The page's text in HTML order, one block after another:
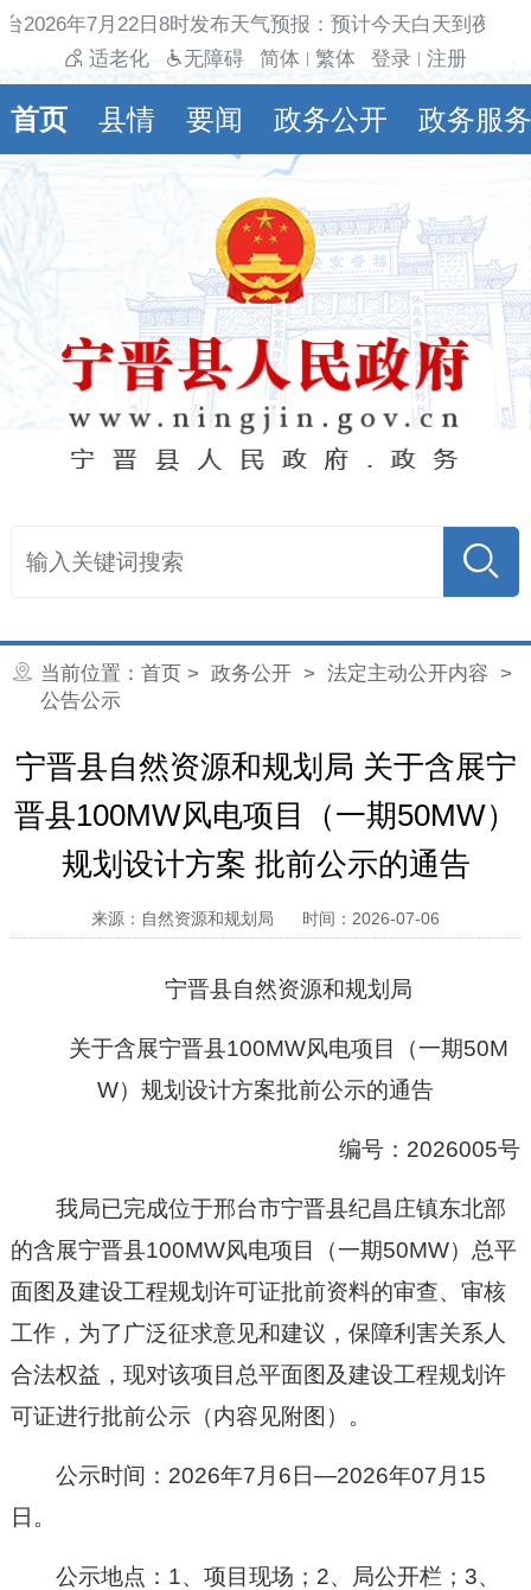
2026年7月22日8时发布天气预报：预计今天白天到夜
适老化
无障碍 简体 繁体 登录 注册
首页 县情 要闻 政务公开 政务服务
当前位置： 首页 > 政务公开> 法定主动公开内容 >
公告公示
宁晋县自然资源和规划局 关于含展宁
晋县100MW风电项目（一期50MW）
规划设计方案 批前公示的通告
来源：自然资源和规划局 时间：2026-07-06
宁晋县自然资源和规划局
关于含展宁晋县100MW风电项目（一期50M
W）规划设计方案批前公示的通告
编号：2026005号
我局已完成位于邢台市宁晋县纪昌庄镇东北部
的含展宁晋县100MW风电项目（一期50MW）总平
面图及建设工程规划许可证批前资料的审查、 审核
工作，为了广泛征求意见和建议，保障利害关系人
合法权益，现对该项目 总平面图及建设工程规划许
可证进行批前公示（内容见附图 ） 。
公示时间：2026年7 月 6 日—2026年07 月 15
日。
公示地点：1、项目现场 ； 2、 局公开栏；3、